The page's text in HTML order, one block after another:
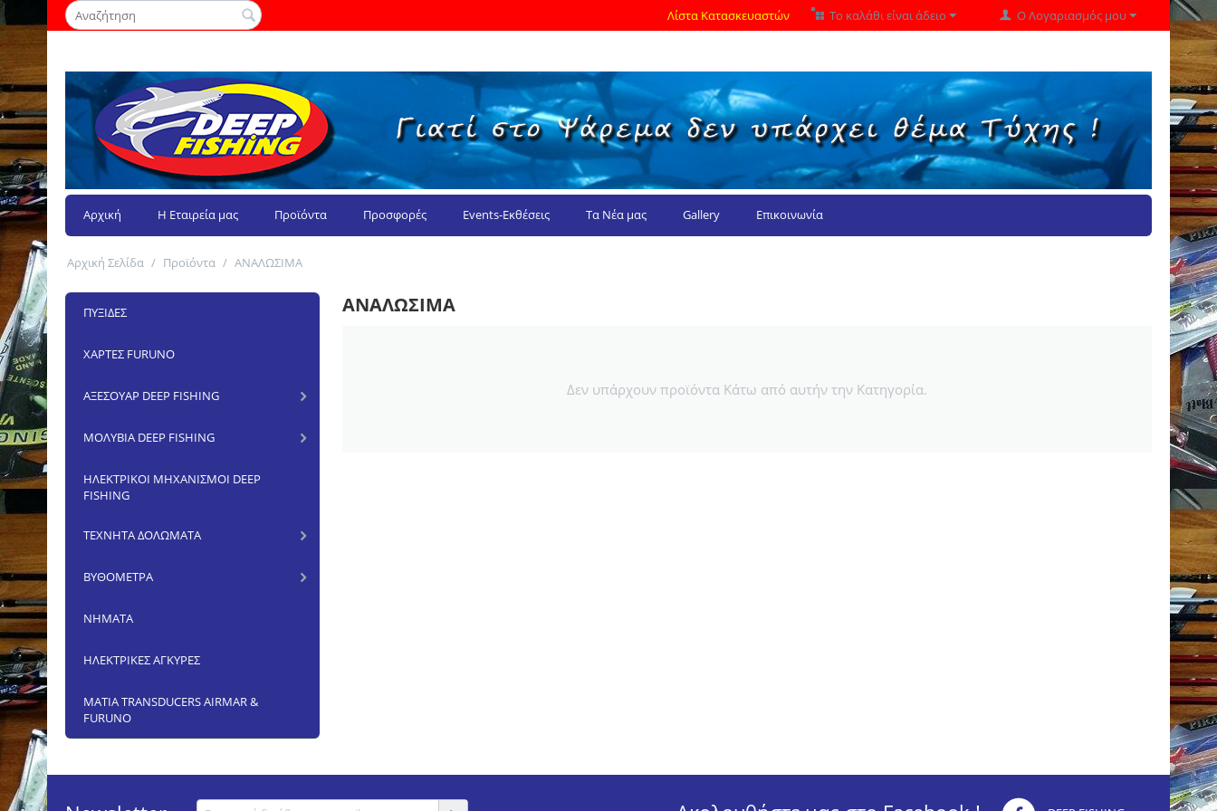
Ο Λογαριασμός μου
Το καλάθι είναι άδειο
Λίστα Κατασκευαστών
Αρχική Η Εταιρεία μας Προϊόντα Προσφορές Events-Εκθέσεις Τα Νέα μας Gallery Επικοινωνία
Αρχική Σελίδα / Προϊόντα / ΑΝΑΛΩΣΙΜΑ
ΠΥΞΙΔΕΣ
ΧΑΡΤΕΣ FURUNO
ΑΞΕΣΟΥΑΡ DEEP FISHING
ΜΟΛΥΒΙΑ DEEP FISHING
ΗΛΕΚΤΡΙΚΟΙ ΜΗΧΑΝΙΣΜΟΙ DEEP
FISHING
ΤΕΧΝΗΤΑ ΔΟΛΩΜΑΤΑ
ΒΥΘΟΜΕΤΡΑ
ΝΗΜΑΤΑ
ΗΛΕΚΤΡΙΚΕΣ ΑΓΚΥΡΕΣ
ΜΑΤΙΑ TRANSDUCERS AIRMAR &
FURUNO
ΑΝΑΛΩΣΙΜΑ
Δεν υπάρχουν προϊόντα Κάτω από αυτήν την Κατηγορία.